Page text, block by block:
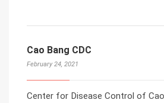
Cao Bang CDC
February 24, 2021
Center for Disease Control of